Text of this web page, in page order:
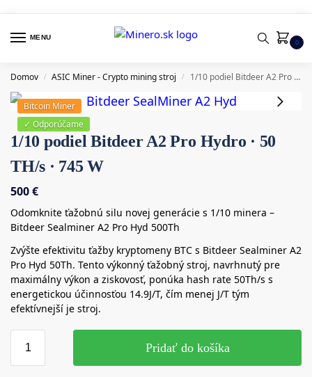
MENU
0
Domov / ASIC Miner - Crypto mining stroj / 1/10 podiel Bitdeer A2 Pro Hydro · 50 TH/s · 745 W
Bitcoin Miner
✓ Odporúčame
1/10 podiel Bitdeer A2 Pro Hydro · 50
TH/s · 745 W
500€
Odomknite ťažobnú silu novej generácie s 1/10 minera –
Bitdeer Sealminer A2 Pro Hyd 500Th
Zvýšte efektivitu ťažby kryptomeny BTC s Bitdeer Sealminer A2
Pro Hyd 50Th. Tento výkonný ťažobný stroj, navrhnutý pre
maximálny výkon a ziskovosť, ponúka hash rate 50Th/s s
energetickou účinnosťou 14.9J/T, čím menej J/T tým
efektívnejší je stroj.
Pridať do košíka